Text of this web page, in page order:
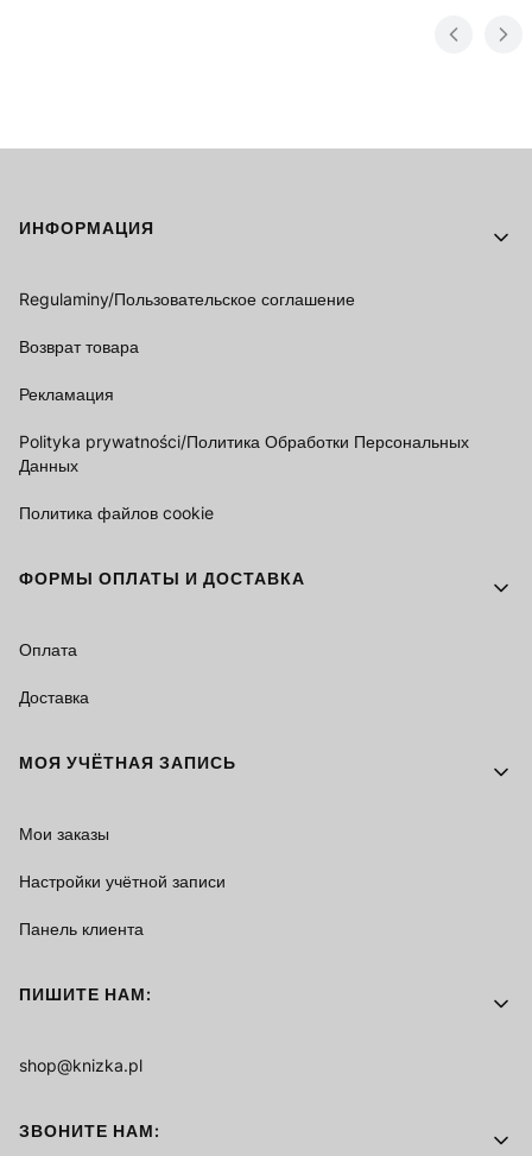
Footer menu
ИНФОРМАЦИЯ
Regulaminy/Пользовательское соглашение
Возврат товара
Рекламация
Polityka prywatności/Политика Обработки Персональных
Данных
Политика файлов cookie
ФОРМЫ ОПЛАТЫ И ДОСТАВКА
Оплата
Доставка
МОЯ УЧЁТНАЯ ЗАПИСЬ
Мои заказы
Настройки учётной записи
Панель клиента
ПИШИТЕ НАМ:
shop@knizka.pl
ЗВОНИТЕ НАМ: